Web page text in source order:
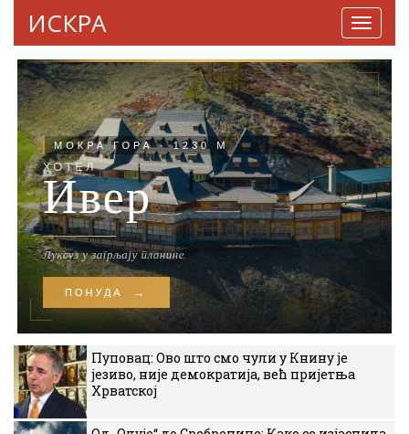
ИСКРА
Пуповац: Ово што смо чули у Книну је
језиво, није демократија, већ пријетња
Хрватској